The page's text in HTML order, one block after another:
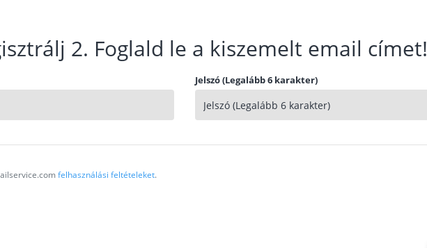
2. Foglald le a kiszemelt email címet!
Jelszó (Legalább 6 karakter)
felhasználási feltételeket.